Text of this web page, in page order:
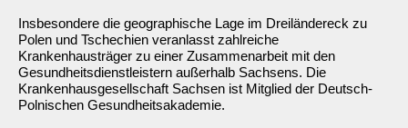
Insbesondere die geographische Lage im Dreiländereck zu
Polen und Tschechien veranlasst zahlreiche
Krankenhausträger zu einer Zusammenarbeit mit den
Gesundheitsdienstleistern außerhalb Sachsens. Die
Krankenhausgesellschaft Sachsen ist Mitglied der Deutsch-
Polnischen Gesundheitsakademie.